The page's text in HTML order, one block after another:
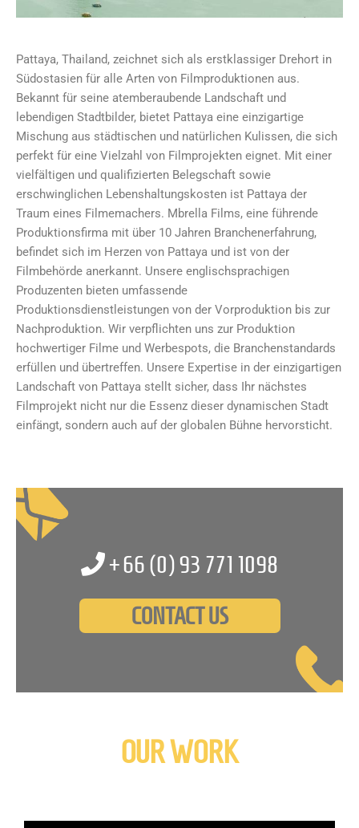
Pattaya, Thailand, zeichnet sich als erstklassiger Drehort in
Südostasien für alle Arten von Filmproduktionen aus.
Bekannt für seine atemberaubende Landschaft und
lebendigen Stadtbilder, bietet Pattaya eine einzigartige
Mischung aus städtischen und natürlichen Kulissen, die sich
perfekt für eine Vielzahl von Filmprojekten eignet. Mit einer
vielfältigen und qualifizierten Belegschaft sowie
erschwinglichen Lebenshaltungskosten ist Pattaya der
Traum eines Filmemachers. Mbrella Films, eine führende
Produktionsfirma mit über 10 Jahren Branchenerfahrung,
befindet sich im Herzen von Pattaya und ist von der
Filmbehörde anerkannt. Unsere englischsprachigen
Produzenten bieten umfassende
Produktionsdienstleistungen von der Vorproduktion bis zur
Nachproduktion. Wir verpflichten uns zur Produktion
hochwertiger Filme und Werbespots, die Branchenstandards
erfüllen und übertreffen. Unsere Expertise in der einzigartigen
Landschaft von Pattaya stellt sicher, dass Ihr nächstes
Filmprojekt nicht nur die Essenz dieser dynamischen Stadt
einfängt, sondern auch auf der globalen Bühne hervorsticht.
+66 (0)93 771 1098
CONTACT US
OUR WORK